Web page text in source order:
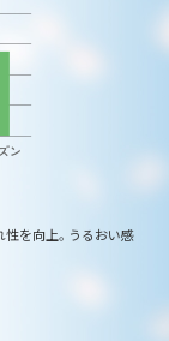
性を向上。うるおい感